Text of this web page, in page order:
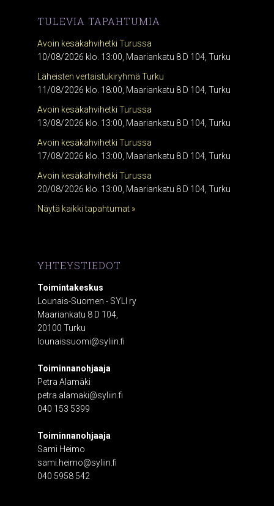
TULEVIA TAPAHTUMIA
Avoin kesäkahvihetki Turussa
10/08/2026 klo. 13:00, Maariankatu 8 D 104, Turku
Läheisten vertaistukiryhmä Turku
11/08/2026 klo. 18:00, Maariankatu 8 D 104, Turku
Avoin kesäkahvihetki Turussa
13/08/2026 klo. 13:00, Maariankatu 8 D 104, Turku
Avoin kesäkahvihetki Turussa
17/08/2026 klo. 13:00, Maariankatu 8 D 104, Turku
Avoin kesäkahvihetki Turussa
20/08/2026 klo. 13:00, Maariankatu 8 D 104, Turku
Näytä kaikki tapahtumat »
YHTEYSTIEDOT
Toimintakeskus
Lounais-Suomen - SYLI ry
Maariankatu 8 D 104,
20100 Turku
lounaissuomi@syliin.fi
Toiminnanohjaaja
Petra Alamäki
petra.alamaki@syliin.fi
040 153 5399
Toiminnanohjaaja
Sami Heimo
sami.heimo@syliin.fi
040 5958 542